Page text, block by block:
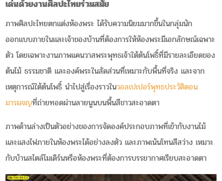
เด่นด้วยงานศิลปะไทยร่วมสมัย
ภาพศิลปะไทยตกแต่งห้องพระ ได้รับความนิยมมากขึ้นในกลุ่มนัก
ออกแบบภายในและเจ้าของบ้านที่ต้องการให้ห้องพระมีเอกลักษณ์เฉพาะ
ตัว โดยเฉพาะงานภาพแคนวาสพระพุทธเจ้าใต้ต้นโพธิ์ที่มีรายละเอียดของ
ต้นไม้ ธรรมชาติ และองค์พระในสัดส่วนที่เหมาะกับพื้นที่จริง และจาก
เหตุการณ์ใต้ต้นโพธิ์ นำไปสู่เรื่องราวในวอลเปเปอร์พุทธประวัติตอน
มารผจญที่ถ่ายทอดผ่านลายนูนบนพื้นสีขาวสะอาดตา
ภาพด้านล่างเป็นตัวอย่างของการจัดองค์ประกอบภาพที่เข้ากับงานไม้
และแสงไฟภายในห้องพระได้อย่างลงตัว และภาพเน้นโทนสีสว่าง เหมาะ
กับบ้านสไตล์โมเดิร์นหรือห้องพระที่ต้องการบรรยากาศเรียบสะอาดตา